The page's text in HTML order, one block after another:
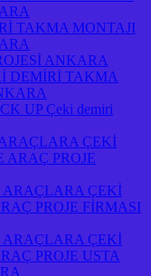
TAKMA MONTAJI
ANKARA
DEMİRİ TAKMA
UP Çeki demiri
ÇEKİ
PROJE
ARAÇLARA ÇEKİ
PROJE FİRMASI
ARAÇLARA ÇEKİ
PROJE USTA